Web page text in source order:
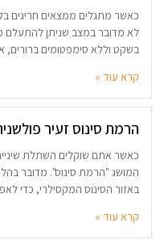
כאשר מתגלים ממצאים חריגים
לא מדובר במצב שניתן להתעלם
בשקט וללא סימפטומים ברורים,
קרא עוד »
הרמת סינוס זעיר
כאשר אתם שוקלים השתלת
המושג "הרמת סינוס". מדובר
באזור הסינוס המקסילרי, כדי
קרא עוד »